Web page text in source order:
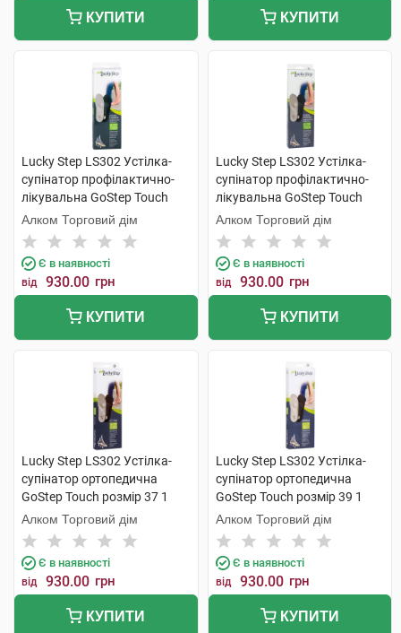
КУПИТИ КУПИТИ
Lucky Step LS302 Устілка-
супінатор профілактично-
лікувальна GoStep Touch
розмір 35 1 пара
Алком Торговий дім
Є в наявності
від 930.00 грн
КУПИТИ
Lucky Step LS302 Устілка-
супінатор профілактично-
лікувальна GoStep Touch
розмір 36 1 пара
Алком Торговий дім
Є в наявності
від 930.00 грн
КУПИТИ
Lucky Step LS302 Устілка-
супінатор ортопедична
GoStep Touch розмір 37 1
пара
Алком Торговий дім
Є в наявності
від 930.00 грн
КУПИТИ
Lucky Step LS302 Устілка-
супінатор ортопедична
GoStep Touch розмір 39 1
пара
Алком Торговий дім
Є в наявності
від 930.00 грн
КУПИТИ